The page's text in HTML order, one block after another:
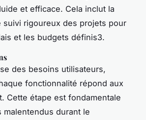
et efficace. Cela inclut la
suivi rigoureux des projets pour
et les budgets définis3.
des besoins utilisateurs,
fonctionnalité répond aux
Cette étape est fondamentale
malentendus durant le